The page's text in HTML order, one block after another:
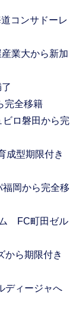
コンサドーレ
業大から新加
全移籍
ロ磐田から完
型期限付き
岡から完全移
FC町田ゼル
ら期限付き
ィージャへ